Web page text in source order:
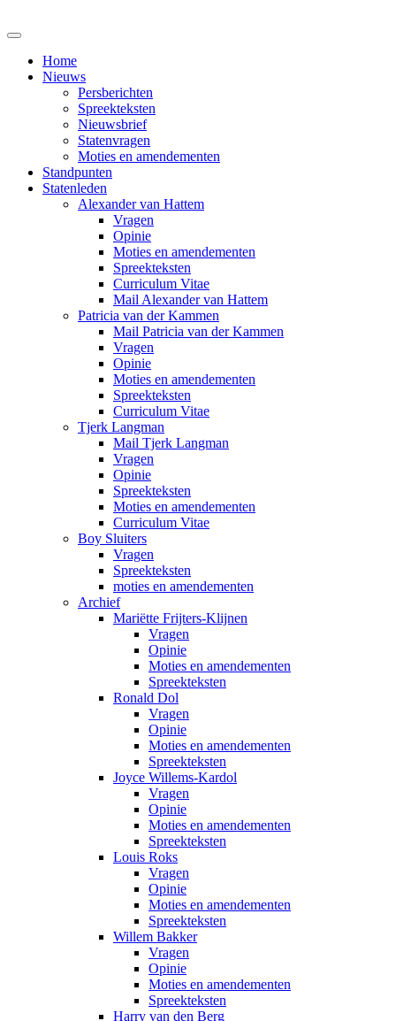
Home
Nieuws
Persberichten
Spreekteksten
Nieuwsbrief
Statenvragen
Moties en amendementen
Standpunten
Statenleden
Alexander van Hattem
Vragen
Opinie
Moties en amendementen
Spreekteksten
Curriculum Vitae
Mail Alexander van Hattem
Patricia van der Kammen
Mail Patricia van der Kammen
Vragen
Opinie
Moties en amendementen
Spreekteksten
Curriculum Vitae
Tjerk Langman
Mail Tjerk Langman
Vragen
Opinie
Spreekteksten
Moties en amendementen
Curriculum Vitae
Boy Sluiters
Vragen
Spreekteksten
moties en amendementen
Archief
Mariëtte Frijters-Klijnen
Vragen
Opinie
Moties en amendementen
Spreekteksten
Ronald Dol
Vragen
Opinie
Moties en amendementen
Spreekteksten
Joyce Willems-Kardol
Vragen
Opinie
Moties en amendementen
Spreekteksten
Louis Roks
Vragen
Opinie
Moties en amendementen
Spreekteksten
Willem Bakker
Vragen
Opinie
Moties en amendementen
Spreekteksten
Harry van den Berg